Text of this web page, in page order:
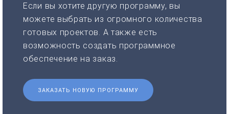
Если вы хотите другую программу, вы
можете выбрать из огромного количества
готовых проектов. А также есть
возможность создать программное
обеспечение на заказ.
ЗАКАЗАТЬ НОВУЮ ПРОГРАММУ